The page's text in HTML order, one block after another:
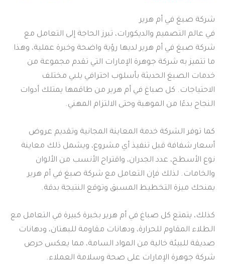
شركة صبغ في أم هرير
في عالم التصميم والديكورات، تبرز الحاجة إلى التعامل مع
شركة صبغ في أم هرير لديها رؤية واضحة وخبرة عملية، وهذا
ما تتميز به شركة جوهرة الإمارات التي تقدم مجموعة من
خدمات الصبغ الحديثة بأسلوب احترافي يلبي مختلف
الاحتياجات. كل صباغ في أم هرير من طاقمها يمتلك أدوات
النجاح بدءًا من الموهبة وحتى الالتزام المهني.
كما توفر الشركة خدمة المعاينة المجانية وتقديم عروض
أسعار شفافة قبل تنفيذ أي مشروع، ويشمل ذلك معاينة
نوع الأسطح، عدد الجدران، واقتراح الأنسب من الألوان
والخامات. لذلك فإن التعامل مع شركة صبغ في أم هرير
يمنحك ميزة التخطيط المسبق وتوقع النتيجة بدقة.
كذلك، يتمتع كل صباغ في أم هرير بخبرة كبيرة في التعامل مع
الطلاء المقاوم للحرارة، ودهانات مقاومة للبهتان، ودهانات
صديقة للبيئة خالية من المواد السامة، مما يعكس حرص
شركة جوهرة الإمارات على صحة وسلامة العملاء.